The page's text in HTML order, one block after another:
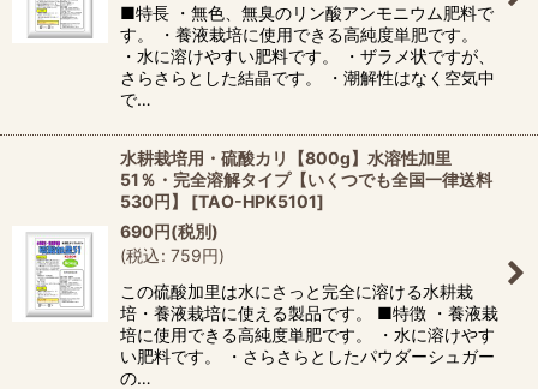
■特長 ・無色、無臭のリン酸アンモニウム肥料で
す。 ・養液栽培に使用できる高純度単肥です。
・水に溶けやすい肥料です。 ・ザラメ状ですが、
さらさらとした結晶です。 ・潮解性はなく空気中
で…
水耕栽培用・硫酸カリ【800g】水溶性加里
51％・完全溶解タイプ【いくつでも全国一律送料
530円】
[TAO-HPK5101]
690円(税別)
(税込: 759円)
この硫酸加里は水にさっと完全に溶ける水耕栽
培・養液栽培に使える製品です。 ■特徴 ・養液栽
培に使用できる高純度単肥です。 ・水に溶けやす
い肥料です。 ・さらさらとしたパウダーシュガー
の…